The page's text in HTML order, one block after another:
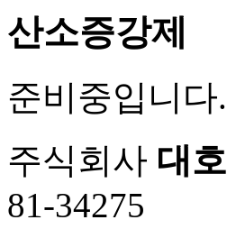
산소증강제
준비중입니다.
주식회사 대호
81-34275